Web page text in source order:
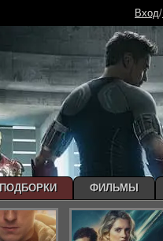
ПОДБОРКИ ФИЛЬМЫ
Вход/